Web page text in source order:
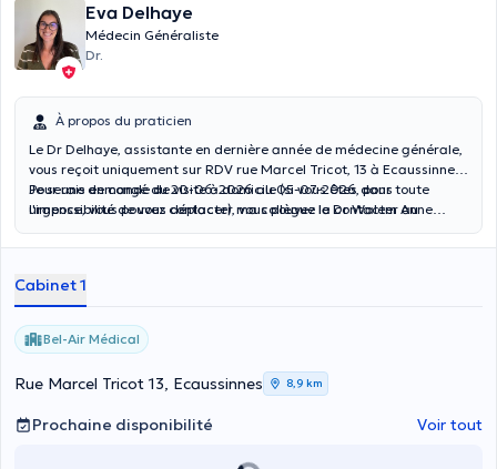
Eva Delhaye
Médecin Généraliste
Dr.
À propos du praticien
Le Dr Delhaye, assistante en dernière année de médecine générale,
vous reçoit uniquement sur RDV rue Marcel Tricot, 13 à Ecaussinnes.
Pour une demande de visite à domicile (si vous êtes dans
l'impossibilité de vous déplacer), vous pouvez la contacter au
Je serais en congé du 20-06-2026 au 05-07-2026, pour toute
urgence, vous pouvez contacter ma collègue le Dr Walem Anne
Cabinet 1
Bel-Air Médical
Rue Marcel Tricot 13, Ecaussinnes 8,9 km
Prochaine disponibilité Voir tout